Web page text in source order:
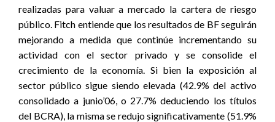
realizadas para valuar a mercado la cartera de riesgo
público. Fitch entiende que los resultados de BF seguirán
mejorando a medida que continúe incrementando su
actividad con el sector privado y se consolide el
crecimiento de la economía. Si bien la exposición al
sector público sigue siendo elevada (42.9% del activo
consolidado a junio’06, o 27.7% deduciendo los títulos
del BCRA), la misma se redujo significativamente (51.9%